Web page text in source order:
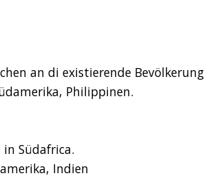
an di existierende Bevölkerung
Philippinen.
Südafrica.
Indien